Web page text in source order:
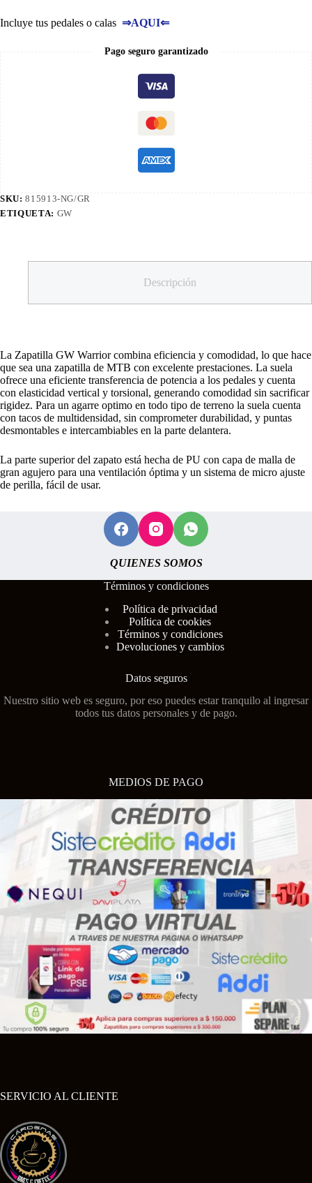
Incluye tus pedales o calas ⇒AQUI⇐
Pago seguro garantizado
SKU:815913-NG/GR
ETIQUETA: GW
Descripción
La Zapatilla GW Warrior combina eficiencia y comodidad, lo que hace
que sea una zapatilla de MTB con excelente prestaciones. La suela
ofrece una eficiente transferencia de potencia a los pedales y cuenta
con elasticidad vertical y torsional, generando comodidad sin sacrificar
rigidez. Para un agarre optimo en todo tipo de terreno la suela cuenta
con tacos de multidensidad, sin comprometer durabilidad, y puntas
desmontables e intercambiables en la parte delantera.
La parte superior del zapato está hecha de PU con capa de malla de
gran agujero para una ventilación óptima y un sistema de micro ajuste
de perilla, fácil de usar.
QUIENES SOMOS
Términos y condiciones
Política de privacidad
Política de cookies
Términos y condiciones
Devoluciones y cambios
Datos seguros
Nuestro sitio web es seguro, por eso puedes estar tranquilo al ingresar
todos tus datos personales y de pago.
MEDIOS DE PAGO
SERVICIO AL CLIENTE